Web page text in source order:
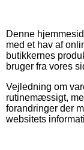
Denne
med et hav af
butikkernes
bruger fra vores
Vejledning om
rutinemæssigt,
forandringer der
websitets